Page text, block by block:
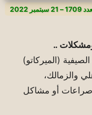
2022
..
(الميركاتو)
والزمالك،
صراعات أو مشاكل